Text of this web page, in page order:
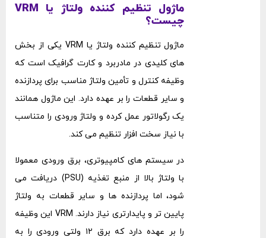
ماژول تنظیم‌ کننده‌ ولتاژ یا VRM
چیست؟
ماژول تنظیم‌ کننده‌ ولتاژ یا VRM یکی از بخش
‌های کلیدی در مادربرد و کارت گرافیک است که
وظیفه کنترل و تأمین ولتاژ مناسب برای پردازنده
و سایر قطعات را بر عهده دارد. این ماژول همانند
یک رگولاتور عمل کرده و ولتاژ ورودی را متناسب
با نیاز سخت ‌افزار تنظیم می ‌کند.
در سیستم ‌های کامپیوتری، برق ورودی معمولا
با ولتاژ بالا از منبع تغذیه (PSU) دریافت می
‌شود، اما پردازنده ‌ها و سایر قطعات به ولتاژ
پایین ‌تر و پایدارتری نیاز دارند. VRM این وظیفه
را بر عهده دارد که برق ۱۲ ولتی ورودی را به